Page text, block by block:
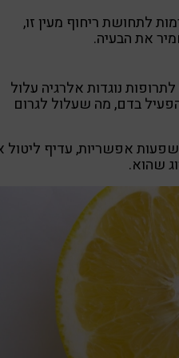
לתחושת ריחוף מעין זו,
את הבעיה.
נוגדות אלרגיה עלול
בדם,מה שעלול לגרום
השפעות אפשריות, עדיף
שהוא.